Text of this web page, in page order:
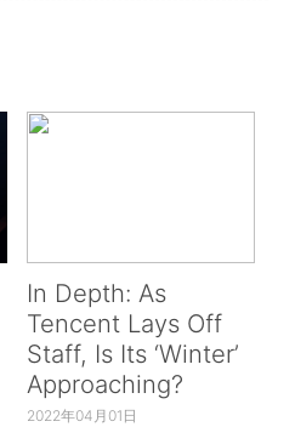
In Depth: As
Tencent Lays Off
Staff, Is Its ‘Winter’
Approaching?
2022年04月01日